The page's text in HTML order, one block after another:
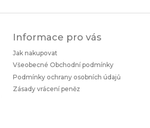
Informace pro vás
Jak nakupovat
Všeobecné Obchodní podmínky
Podmínky ochrany osobních údajů
Zásady vrácení peněz